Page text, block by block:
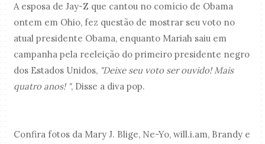
A esposa de Jay-Z que cantou no comício de Obama
ontem em Ohio, fez questão de mostrar seu voto no
atual presidente Obama, enquanto Mariah saiu em
campanha pela reeleição do primeiro presidente negro
dos Estados Unidos, "Deixe seu voto ser ouvido! Mais
quatro anos! ", Disse a diva pop.
Confira fotos da Mary J. Blige, Ne-Yo, will.i.am, Brandy e